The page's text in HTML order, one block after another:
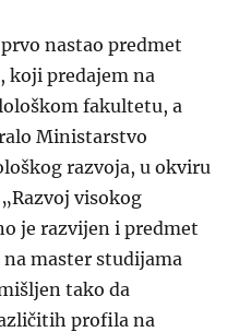
nastao predmet
koji predajem na
fakultetu, a
Ministarstvo
razvoja, u okviru
visokog
je razvijen i predmet
master studijama
tako da
profila na